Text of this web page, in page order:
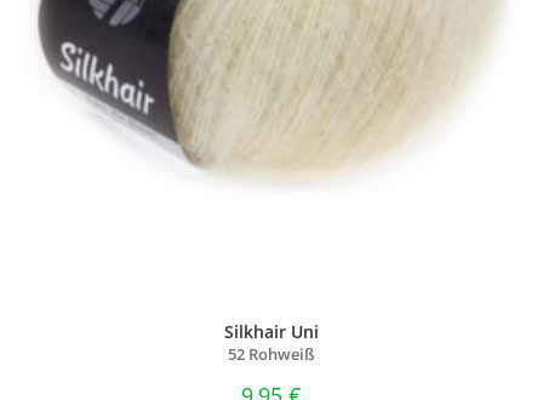
Silkhair Uni
52 Rohweiß